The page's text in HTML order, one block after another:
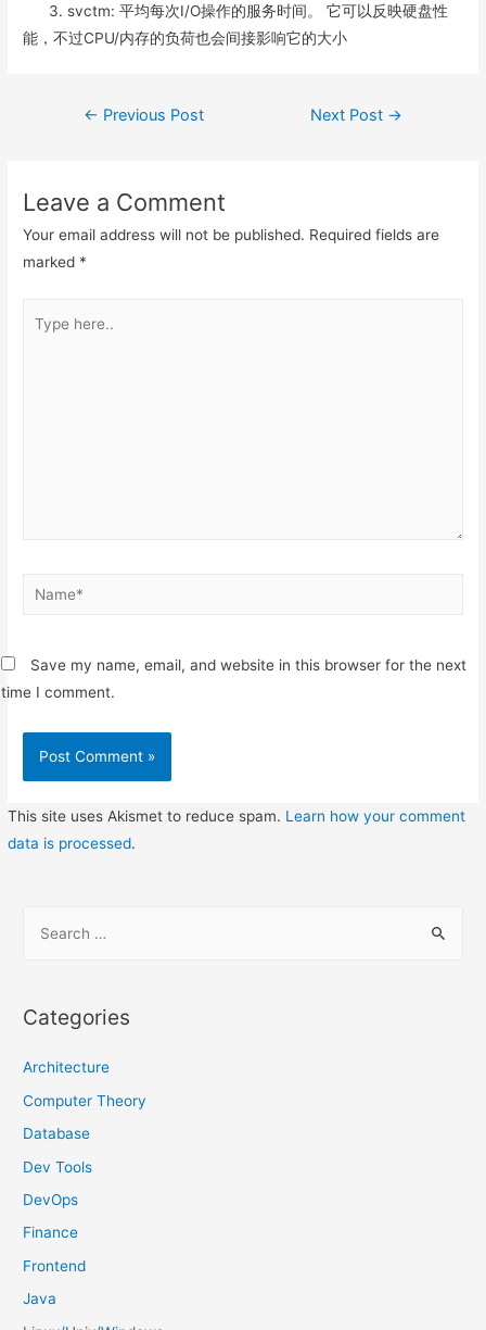
3. svctm: 平均每次I/O操作的服务时间。 它可以反映硬盘性
能，不过CPU/内存的负荷也会间接影响它的大小
Post
← Previous Post Next Post →
Leave a Comment
Your email address will not be published. Required fields are
marked *
here..
Name*
Save my name, email, and website in this browser for the next
time I comment.
This site uses Akismet to reduce spam. Learn how your comment
data is processed.
r
h
f
o
Categories
Architecture
Computer Theory
Database
Dev Tools
DevOps
Finance
Frontend
Java